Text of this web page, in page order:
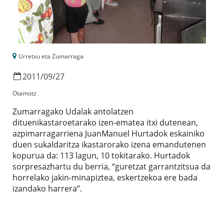
Urretxu eta Zumarraga
2011/09/27
Otamotz
Zumarragako Udalak antolatzen
dituenikastaroetarako izen-ematea itxi dutenean,
azpimarragarriena JuanManuel Hurtadok eskainiko
duen sukaldaritza ikastarorako izena emandutenen
kopurua da: 113 lagun, 10 tokitarako. Hurtadok
sorpresazhartu du berria, “guretzat garrantzitsua da
horrelako jakin-minapiztea, eskertzekoa ere bada
izandako harrera”.